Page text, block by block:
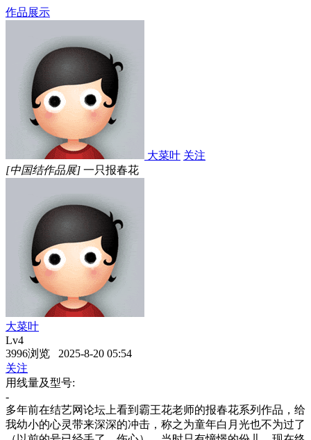
作品展示
大菜叶 关注
[中国结作品展] 一只报春花
大菜叶
Lv4
3996浏览 2025-8-20 05:54
关注
用线量及型号:
-
多年前在结艺网论坛上看到霸王花老师的报春花系列作品，给
我幼小的心灵带来深深的冲击，称之为童年白月光也不为过了